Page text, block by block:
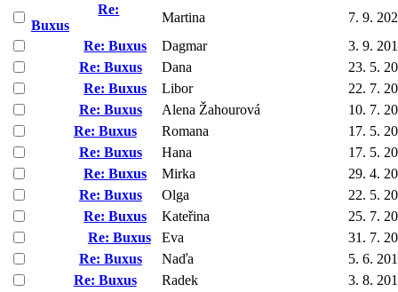
Re:
Buxus
Martina
7. 9.
Re: Buxus
Dagmar
3. 9.
Re: Buxus
Dana
23. 5.
Re: Buxus
Libor
22. 7.
Re: Buxus
Alena Žahourová
10. 7.
Re: Buxus
Romana
17. 5.
Re: Buxus
Hana
17. 5.
Re: Buxus
Mirka
29. 4.
Re: Buxus
Olga
22. 5.
Re: Buxus
Kateřina
25. 7.
Re: Buxus
Eva
31. 7.
Re: Buxus
Naďa
5. 6.
Re: Buxus
Radek
3. 8.